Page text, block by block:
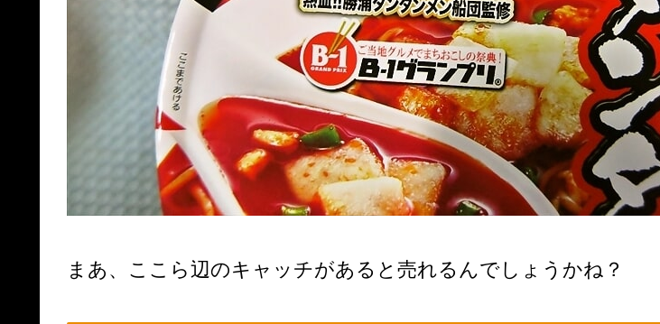
まあ、ここら辺のキャッチがあると売れるんでしょうかね？